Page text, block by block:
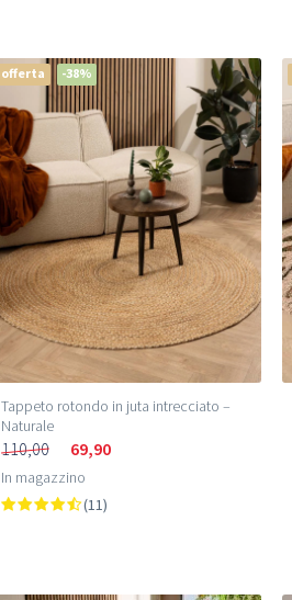
offerta -38%
Tappeto rotondo in juta intrecciato –
Naturale
110,00 69,90
In magazzino
(11)